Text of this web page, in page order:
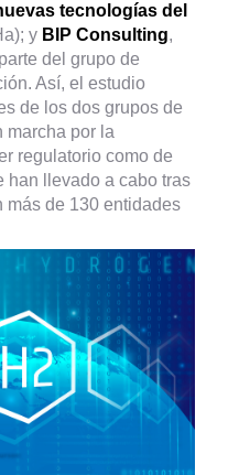
tecnologías del
y BIP Consulting,
del grupo de
Así, el estudio
de los dos grupos de
marcha por la
regulatorio como de
han llevado a cabo tras
más de 130 entidades